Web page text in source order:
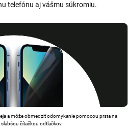
telefónu aj vášmu súkromiu.
a môže obmedziť odomykanie pomocou prsta na
slabšou čítačkou odtlačkov.